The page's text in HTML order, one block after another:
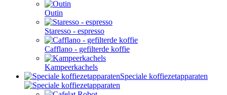
Outin
Staresso - espresso
Cafflano - gefilterde koffie
Kampeerkachels
Speciale koffiezetapparaten